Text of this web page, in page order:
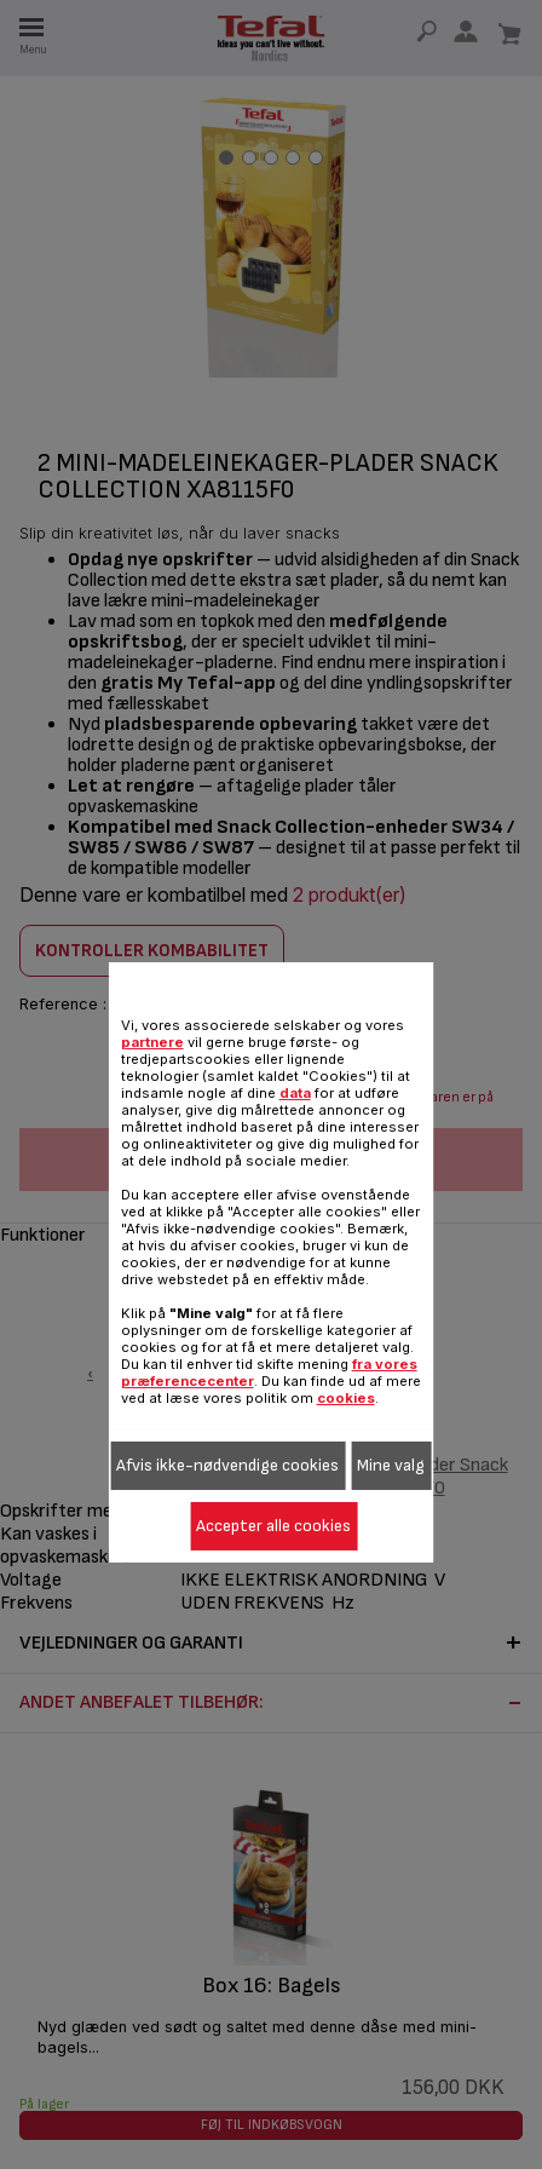
Menu
2 MINI-MADELEINEKAGER-PLADER SNACK
COLLECTION XA8115F0
Slip din kreativitet løs, når du laver snacks
Opdag nye opskrifter – udvid alsidigheden af din Snack
Collection med dette ekstra sæt plader, så du nemt kan
lave lækre mini-madeleinekager
Lav mad som en topkok med den medfølgende
opskriftsbog, der er specielt udviklet til mini-
madeleinekager-pladerne. Find endnu mere inspiration i
den gratis My Tefal-app og del dine yndlingsopskrifter
med fællesskabet
Nyd pladsbesparende opbevaring takket være det
lodrette design og de praktiske opbevaringsbokse, der
holder pladerne pænt organiseret
Let at rengøre – aftagelige plader tåler
opvaskemaskine
Kompatibel med Snack Collection-enheder SW34 /
SW85 / SW86 / SW87 – designet til at passe perfekt til
de kompatible modeller
Denne vare er kombatilbel med 2 produkt(er)
KONTROLLER KOMBABILITET
Reference :
156,00 DKK
Send mail når varen er på
lager
FØJ TIL INDKØBSVOGN
Funktioner
‹
2 Mini-madeleinekager-plader Snack
Collection XA8115F0
Opskrifter medfølger
Kan vaskes i
opvaskemaskine
Voltage
IKKE ELEKTRISK ANORDNING V
Frekvens
UDEN FREKVENS Hz
VEJLEDNINGER OG GARANTI
ANDET ANBEFALET TILBEHØR:
Box 16: Bagels
Nyd glæden ved sødt og saltet med denne dåse med mini-
bagels...
156,00 DKK
På lager
FØJ TIL INDKØBSVOGN
Vi, vores associerede selskaber og vores
partnere vil gerne bruge første- og
tredjepartscookies eller lignende
teknologier (samlet kaldet "Cookies") til at
indsamle nogle af dine datafor at udføre
analyser, give dig målrettede annoncer og
målrettet indhold baseret på dine interesser
og onlineaktiviteter og give dig mulighed for
at dele indhold på sociale medier.
Du kan acceptere eller afvise ovenstående
ved at klikke på "Accepter alle cookies" eller
"Afvis ikke-nødvendige cookies". Bemærk,
at hvis du afviser cookies, bruger vi kun de
cookies, der er nødvendige for at kunne
drive webstedet på en effektiv måde.
Klik på "Mine valg" for at få flere
oplysninger om de forskellige kategorier af
cookies og for at få et mere detaljeret valg.
Du kan til enhver tid skifte mening fra vores
præferencecenter. Du kan finde ud af mere
ved at læse vores politik om cookies.
Afvis ikke-nødvendige cookies Mine valg
Accepter alle cookies